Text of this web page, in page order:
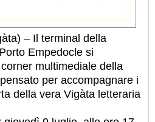
– Il terminal della
Empedocle si
multimediale della
per accompagnare i
della vera Vigàta letteraria